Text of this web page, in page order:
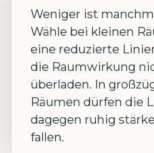
Weniger ist
Wähle bei kleinen
eine reduzierte
die Raumwirkung
überladen. In
Räumen dürfen die
dagegen ruhig
fallen.